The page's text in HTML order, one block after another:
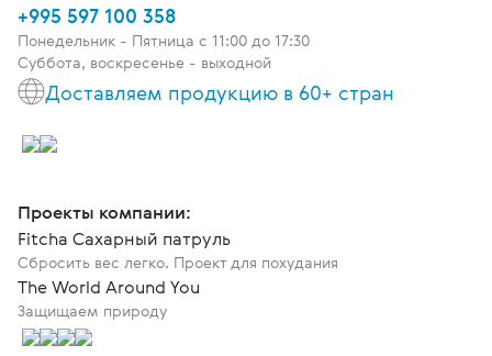
+995 597 100 358
Понедельник - Пятница c 11:00 до 17:30
Суббота, воскресенье - выходной
Доставляем продукцию в 60+ стран
Проекты компании:
Fitcha Сахарный патруль
Сбросить вес легко. Проект для похудания
The World Around You
Защищаем природу